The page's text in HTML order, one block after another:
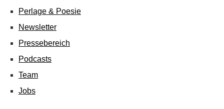
Perlage & Poesie
Newsletter
Pressebereich
Podcasts
Team
Jobs